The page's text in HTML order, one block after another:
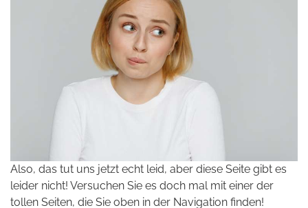
Also, das tut uns jetzt echt leid, aber diese Seite gibt es
leider nicht! Versuchen Sie es doch mal mit einer der
tollen Seiten, die Sie oben in der Navigation finden!